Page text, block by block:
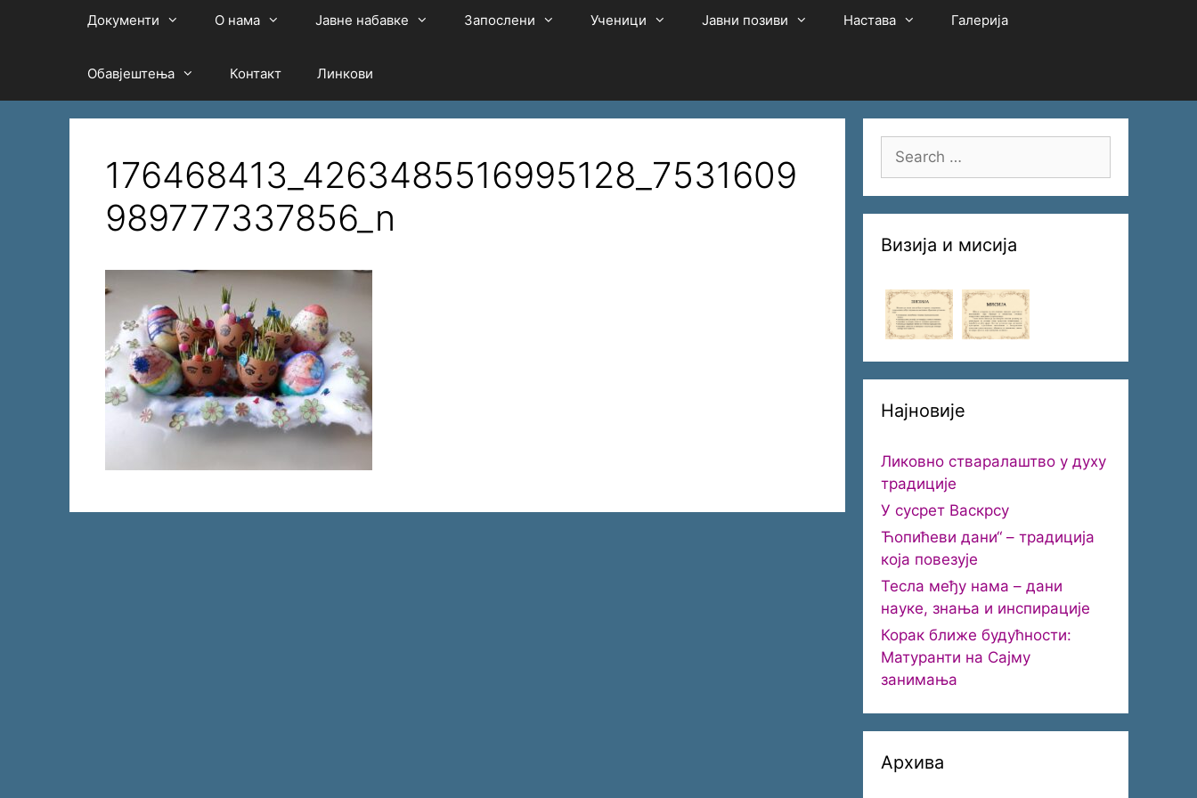
Документи О нама Јавне набавке Запослени Ученици Јавни позиви Настава Галерија
Обавјештења Контакт Линкови
176468413_4263485516995128_7531609
989777337856_n
Search
for:
Визија и мисија
Најновије
Ликовно стваралаштво у духу
традиције
У сусрет Васкрсу
Ћопићеви дани“ – традиција
која повезује
Тесла међу нама – дани
науке, знања и инспирације
Корак ближе будућности:
Матуранти на Сајму
занимања
Архива